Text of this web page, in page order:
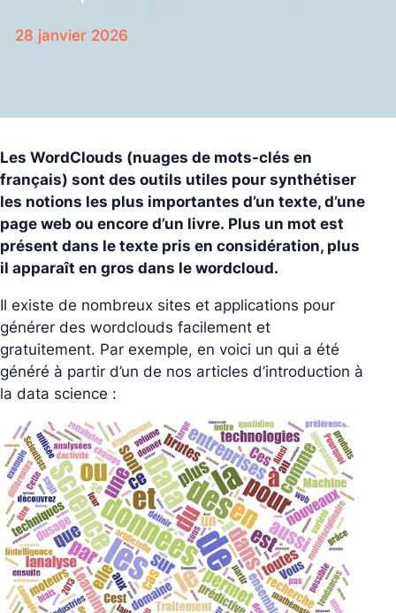
28 janvier 2026
Les WordClouds (nuages de mots-clés en
français) sont des outils utiles pour synthétiser
les notions les plus importantes d’un texte, d’une
page web ou encore d’un livre. Plus un mot est
présent dans le texte pris en considération, plus
il apparaît en gros dans le wordcloud.
Il existe de nombreux sites et applications pour
générer des wordclouds facilement et
gratuitement. Par exemple, en voici un qui a été
généré à partir d’un de nos articles d’introduction à
la data science :